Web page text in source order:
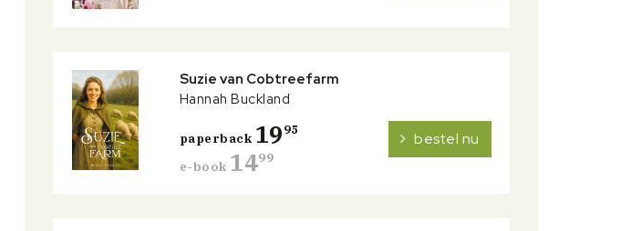
Suzie van Cobtreefarm
Hannah Buckland
paperback 1995
e-book 1499
bestel nu